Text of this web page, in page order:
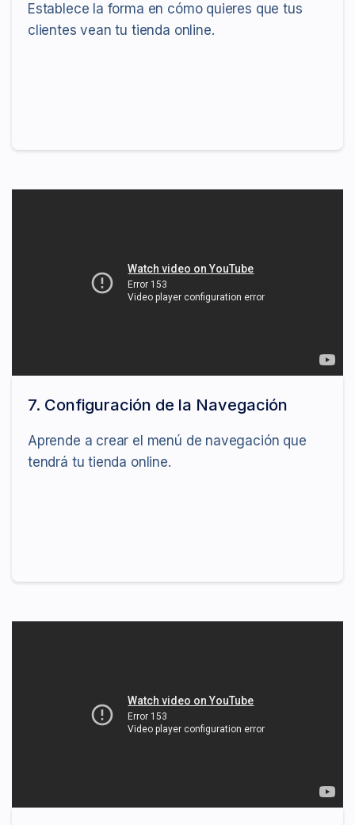
Establece la forma en cómo quieres que tus
clientes vean tu tienda online.
7. Configuración de la Navegación
Aprende a crear el menú de navegación que
tendrá tu tienda online.